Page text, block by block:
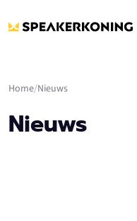
Home Nieuws
Nieuws